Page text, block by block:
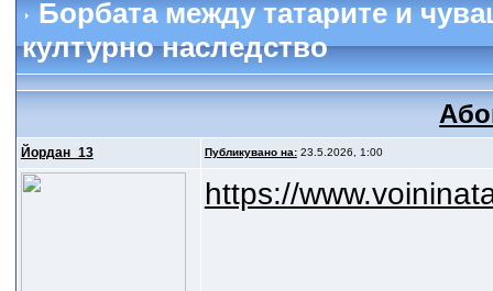
Борбата между татарите и
културно наследство
Йордан_13 Публикувано на:23.5.2026, 1:00
https://